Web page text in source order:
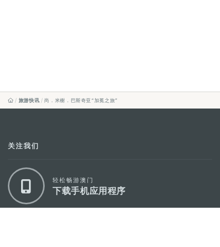
旅游快讯 尚．米榭．巴斯奇亚“加冕之旅”
关注我们
轻松畅游澳门
下载手机应用程序